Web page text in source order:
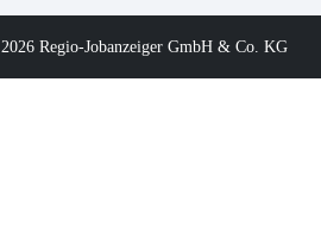
Regio-Jobanzeiger GmbH & Co. KG